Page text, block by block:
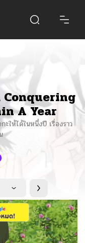
A Year
ะให้ได้ในหนึ่งปี เรื่องราว